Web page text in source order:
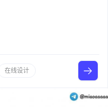
在线设计